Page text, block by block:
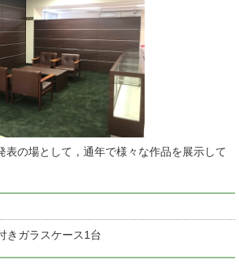
表の場として，通年で様々な作品を展示して
きガラスケース1台